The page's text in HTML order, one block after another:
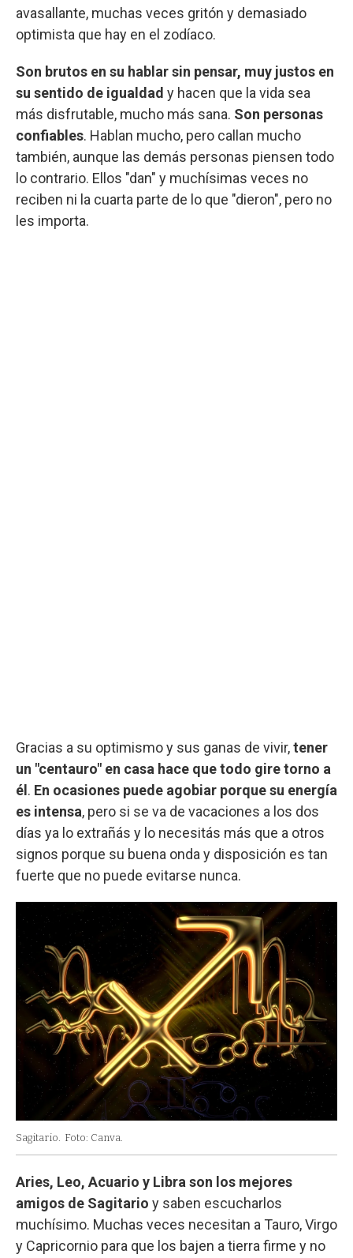
avasallante, muchas veces gritón y demasiado
optimista que hay en el zodíaco.
Son brutos en su hablar sin pensar, muy justos en
su sentido de igualdad y hacen que la vida sea
más disfrutable, mucho más sana. Son personas
confiables. Hablan mucho, pero callan mucho
también, aunque las demás personas piensen todo
lo contrario. Ellos "dan" y muchísimas veces no
reciben ni la cuarta parte de lo que "dieron", pero no
les importa.
Gracias a su optimismo y sus ganas de vivir,tener
un "centauro" en casa hace que todo gire torno a
él . En ocasiones puede agobiar porque su energía
es intensa, pero si se va de vacaciones a los dos
días ya lo extrañás y lo necesitás más que a otros
signos porque su buena onda y disposición es tan
fuerte que no puede evitarse nunca.
Sagitario. Foto: Canva.
Aries, Leo, Acuario y Libra son los mejores
amigos de Sagitario y saben escucharlos
muchísimo. Muchas veces necesitan a Tauro, Virgo
y Capricornio para que los bajen a tierra firme y no